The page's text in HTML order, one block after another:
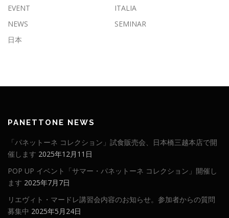
EVENT
ITALIA
NEWS
SEMINAR
日本
PANETTONE NEWS
「パネットーネ コレクション」試食販売会、日本橋三越本店で開
催します 2025年12月11日
POP UP イベント「サマー・パネットーネ コレクション」開催し
ます 2025年7月7日
リエヴィト・マードレ講習会内容のお知らせ。参加者からの質問
募集中 2025年5月24日